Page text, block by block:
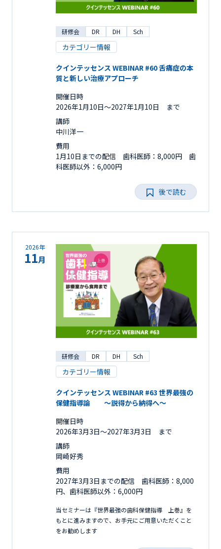
研修会 DR DH Sch
カテゴリー情報
クインテッセンス WEBINAR #60 舌痛症の本
質と新しい治療アプローチ
開催日時
2026年1月10日〜2027年1月10日 まで
講師
中川洋一
費用
1月10日までの配信 歯科医師：8,000円 歯
科医師以外：6,000円
後で読む
2026年
11月
研修会 DR DH Sch
カテゴリー情報
クインテッセンス WEBINAR #63 世界最強の
保健指導論 ～説得から納得へ～
開催日時
2026年3月3日〜2027年3月3日 まで
講師
岡崎好秀
費用
2027年3月3日までの配信 歯科医師：8,000
円、歯科医師以外：6,000円
当セミナーは『世界最強の歯科保健指導 上巻』を
もとに進みますので、お手元にご用意いただくこと
をお勧めします